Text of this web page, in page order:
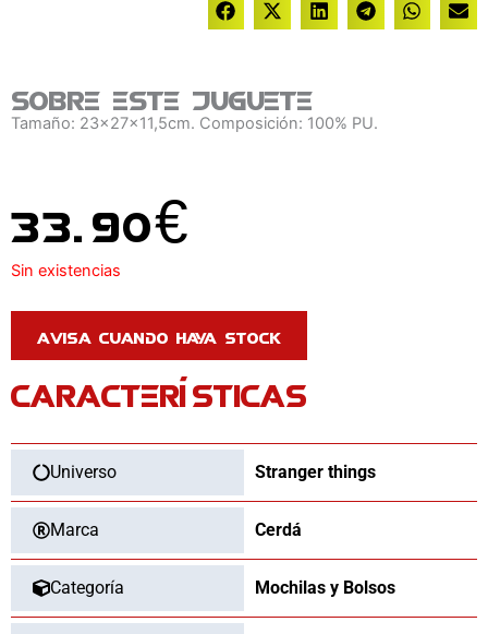
Sobre este juguete
Tamaño: 23x27x11,5cm. Composición: 100% PU.
33.90€
Sin existencias
CARACTERÍSTICAS
Universo Stranger things
Marca Cerdá
Categoría Mochilas y Bolsos